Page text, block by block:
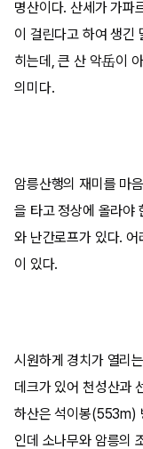
명산이다. 산세가 가파
이 걸린다고 하여 생긴
히는데, 큰 산 악岳이
의미다.
암릉산행의 재미를 마
을 타고 정상에 올라야
와 난간로프가 있다.
이 있다.
시원하게 경치가 열리
데크가 있어 천성산과
하산은 석이봉(553m)
인데 소나무와 암릉의